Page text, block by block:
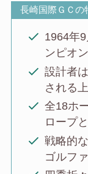
長崎国際ＧＣの
1964年
ンピオ
設計者
される
全18ホ
ロープ
戦略的
ゴルフ